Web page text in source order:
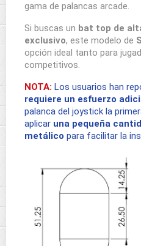
gama de palancas arcade.
Si buscas un bat top de
exclusivo, este modelo de
opción ideal tanto para
competitivos.
NOTA: Los usuarios han
requiere un esfuerzo
palanca del joystick la
aplicar una pequeña
metálico para facilitar la